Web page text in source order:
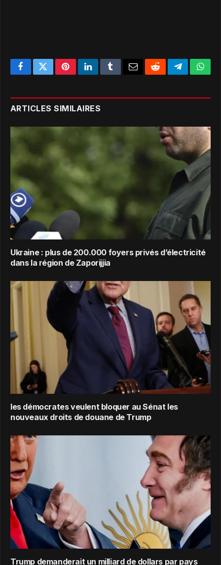
FacebookTwitterPinterestLinkedInTumblrEmailRedditTelegram
ARTICLES SIMILAIRES
Ukraine : plus de 200.000 foyers privés d’électricité
dans la région de Zaporijjia
les démocrates veulent bloquer au Sénat les
nouveaux droits de douane de Trump
Trump demanderait un milliard de dollars par pays